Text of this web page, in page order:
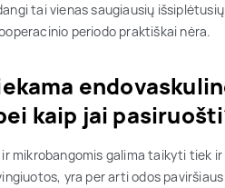
tai vienas saugiausių
periodo praktiškai nėra.
kaip jai
mikrobangomis galima taikyti tiek
yra per arti odos